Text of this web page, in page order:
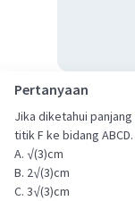
Pertanyaan
Jika diketahui panjang
titik F ke bidang ABCD.
A. √(3)cm
B. 2√(3)cm
C. 3√(3)cm